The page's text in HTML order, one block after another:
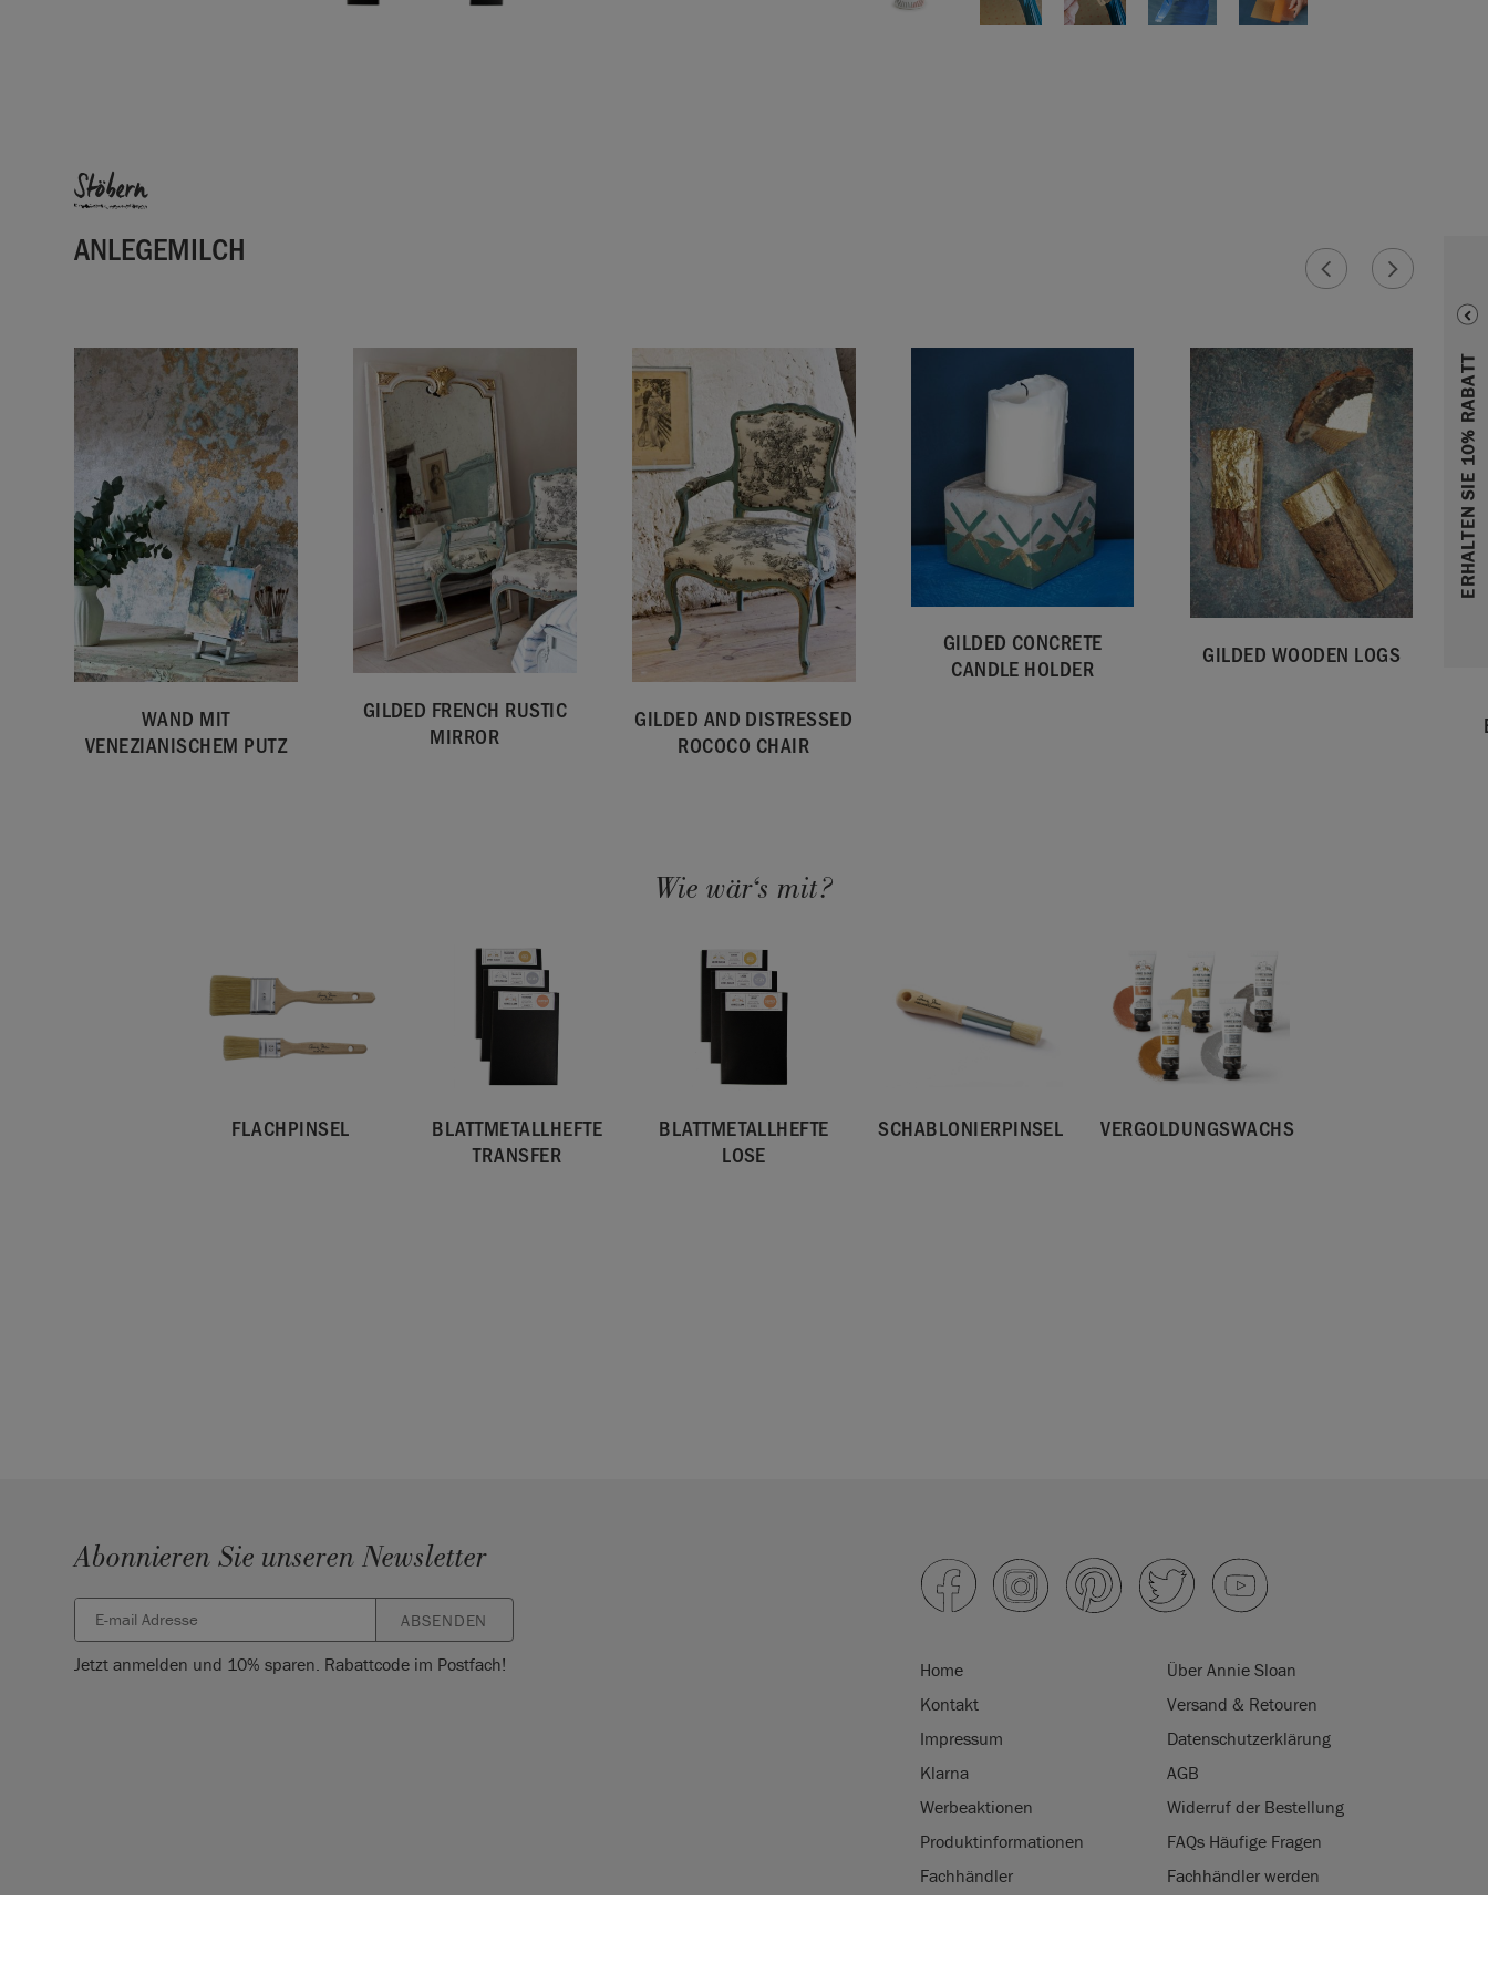
ERHALTEN SIE 10% RABATT
zunächst weiß aus, dann violett, wenn sie trocknet (dies kann bis zu
Waschen Sie Pinsel unmittelbar nach dem Gebrauch mit Wasser aus.
SKU:KGLD001.1001.01
EAN:
5060621621423
Hergestellt im Vereinigten Königreich. Importiert und vertrieben in der
EU durch Annie Sloan Europe GmbH.
Stöbern
ANLEGEMILCH
WAND MIT
VENEZIANISCHEM PUTZ
GILDED FRENCH RUSTIC
MIRROR
GILDED AND DISTRESSED
ROCOCO CHAIR
GILDED CONCRETE
CANDLE HOLDER
GILDED WOODEN LOGS
Wie wär‘s mit?
FLACHPINSEL
BLATTMETALLHEFTE
TRANSFER
BLATTMETALLHEFTE
LOSE
SCHABLONIERPINSEL VERGOLDUNGSWACHS
Abonnieren Sie unseren Newsletter
ABSENDEN
Jetzt anmelden und 10% sparen. Rabattcode im Postfach! Home
Über Annie Sloan
Kontakt
Versand & Retouren
Impressum
Datenschutzerklärung
Klarna
AGB
Werbeaktionen
Widerruf der Bestellung
Produktinformationen
FAQs Häufige Fragen
Fachhändler
Fachhändler werden